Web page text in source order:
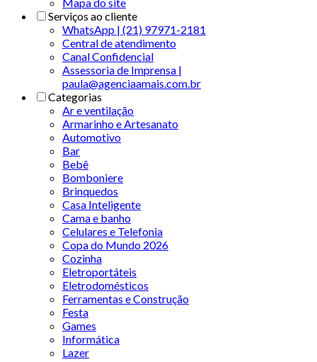
Serviços ao cliente
WhatsApp | (21) 97971-2181
Central de atendimento
Canal Confidencial
Assessoria de Imprensa |
paula@agenciaamais.com.br
Categorias
Ar e ventilação
Armarinho e Artesanato
Automotivo
Bar
Bebê
Bomboniere
Brinquedos
Casa Inteligente
Cama e banho
Celulares e Telefonia
Copa do Mundo 2026
Cozinha
Eletroportáteis
Eletrodomésticos
Ferramentas e Construção
Festa
Games
Informática
Lazer